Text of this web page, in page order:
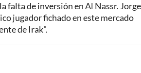
falta de inversión en Al Nassr. Jorge
jugador fichado en este mercado
de Irak".